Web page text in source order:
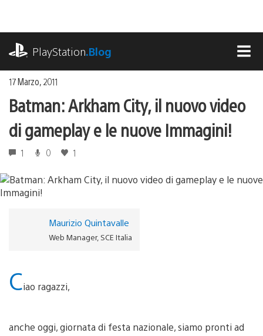
contenuto
PlayStation.Blog
17 Marzo, 2011
Batman: Arkham City, il nuovo video
di gameplay e le nuove Immagini!
1 0 1
Maurizio Quintavalle
Web Manager, SCE Italia
Ciao ragazzi,
anche oggi, giornata di festa nazionale, siamo pronti ad